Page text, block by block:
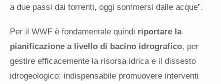
a due passi dai torrenti, oggi sommersi dalle acque”.
Per il WWF è fondamentale quindi riportare la
pianificazione a livello di bacino idrografico, per
gestire efficacemente la risorsa idrica e il dissesto
idrogeologico; indispensabile promuovere interventi